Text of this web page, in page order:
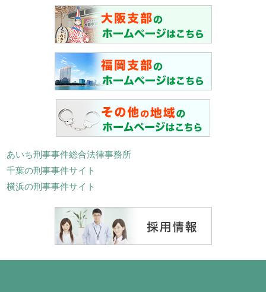
あいち刑事事件総合法律事務所
千葉の刑事事件サイト
横浜の刑事事件サイト